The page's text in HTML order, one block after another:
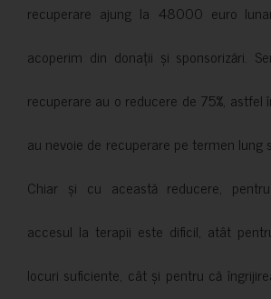
recuperare ajung la 48000 euro
acoperim din donații și sponsorizări.
recuperare au o reducere de 75%,
au nevoie de recuperare pe termen lung
Chiar și cu această reducere,
accesul la terapii este dificil, atât
locuri suficiente, cât și pentru că